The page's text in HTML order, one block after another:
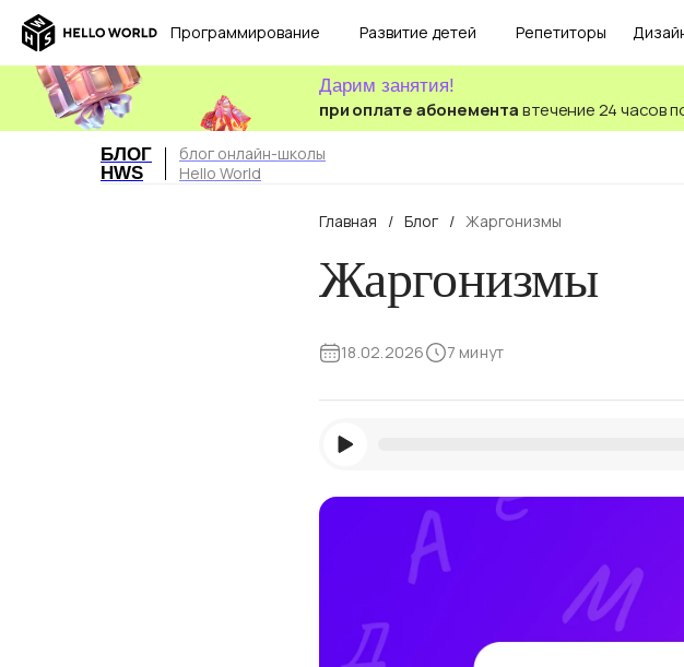
Программирование Развитие детей Репетиторы
при оплате абонементав течение 24 часов
Дарим занятия!
БЛОГ
HWS
блог онлайн-школы
Hello World
Главная / Блог / Жаргонизмы
Жаргонизмы
18.02.2026 7 минут